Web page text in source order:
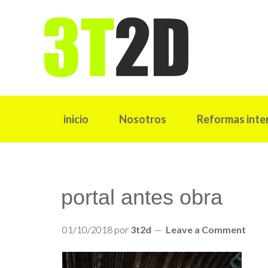
inicio Nosotros Reformas
portal antes obra
01/10/2018 por 3t2d Leave a Comment